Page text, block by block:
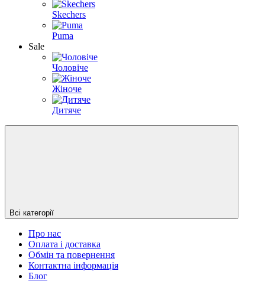
Skechers
Puma
Sale
Чоловіче
Жіноче
Дитяче
Всі категорії
Про нас
Оплата і доставка
Обмін та повернення
Контактна інформація
Блог